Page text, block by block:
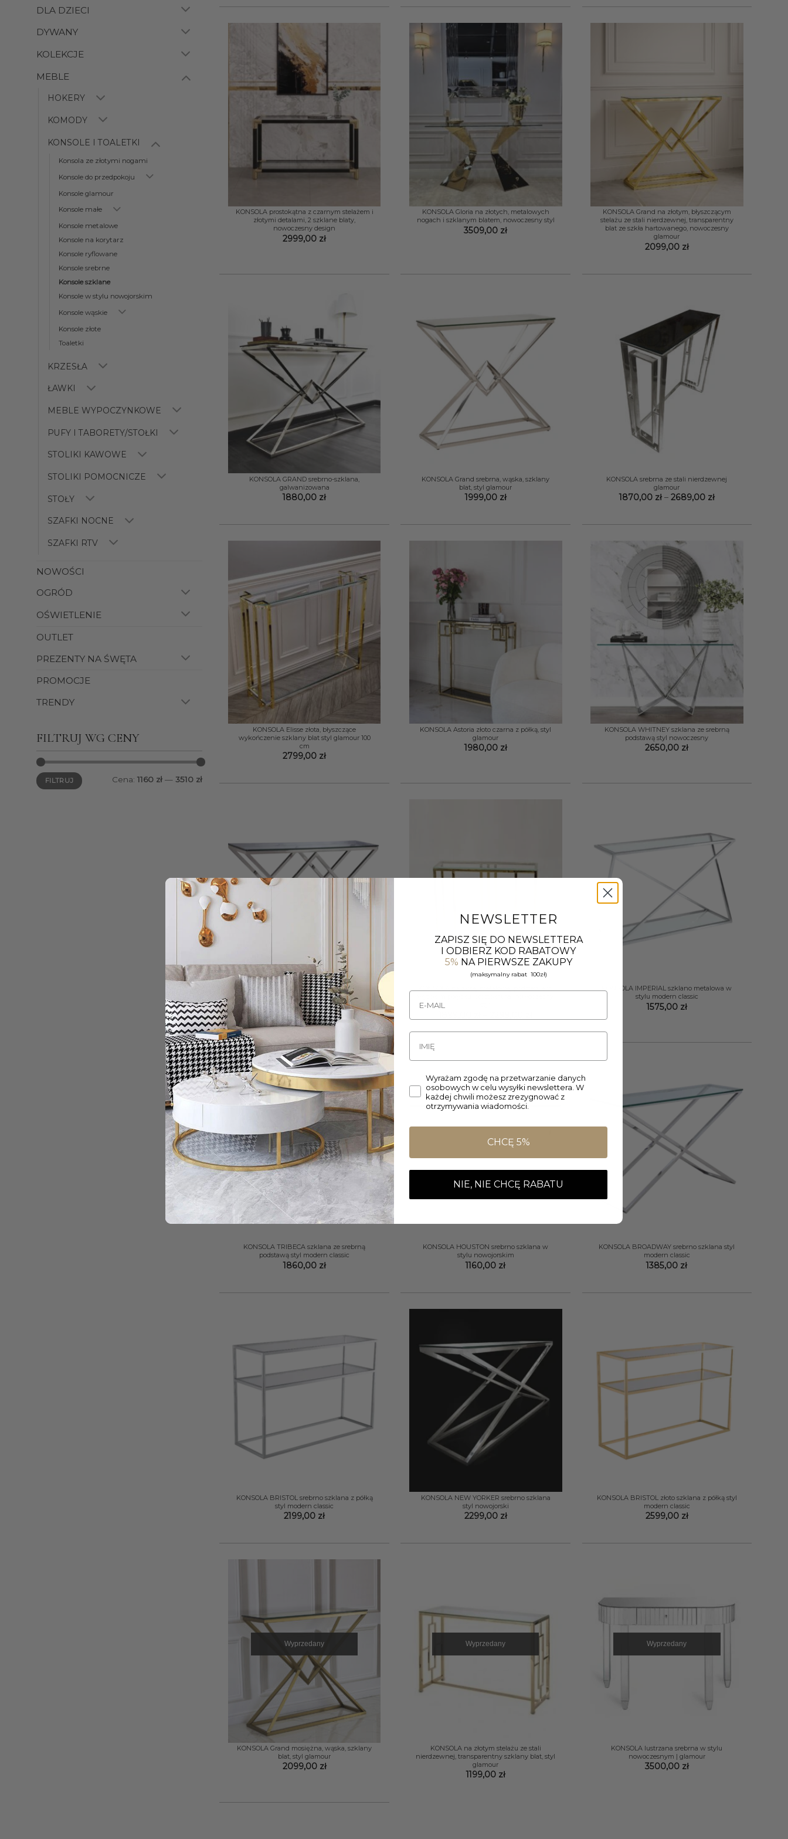
DLA DZIECI
DYWANY
KOLEKCJE
MEBLE
HOKERY
KOMODY
KONSOLE I TOALETKI
Konsola ze złotymi nogami
Konsole do przedpokoju
Konsole glamour
Konsole małe
Konsole metalowe
Konsole na korytarz
Konsole ryflowane
Konsole srebrne
Konsole szklane
Konsole w stylu nowojorskim
Konsole wąskie
Konsole złote
Toaletki
KRZESŁA
ŁAWKI
MEBLE WYPOCZYNKOWE
PUFY I TABORETY/STOŁKI
STOLIKI KAWOWE
STOLIKI POMOCNICZE
STOŁY
SZAFKI NOCNE
SZAFKI RTV
NOWOŚCI
OGRÓD
OŚWIETLENIE
OUTLET
PREZENTY NA ŚWĘTA
PROMOCJE
TRENDY
FILTRUJ WG CENY
Cena
min.
Cena
maks.FILTRUJ Cena: 1160 zł— 3510 zł
KONSOLA prostokątna z czarnym stelażem i
złotymi detalami, 2 szklane blaty,
nowoczesny design
2999,00 zł
KONSOLA Gloria na złotych, metalowych
nogach i szklanym blatem, nowoczesny styl
3509,00 zł
KONSOLA Grand na złotym, błyszczącym
stelażu ze stali nierdzewnej, transparentny
blat ze szkła hartowanego, nowoczesny
glamour
2099,00 zł
KONSOLA GRAND srebrno-szklana,
galwanizowana
1880,00 zł
KONSOLA Grand srebrna, wąska, szklany
blat, styl glamour
1999,00 zł
KONSOLA srebrna ze stali nierdzewnej
glamour
1870,00 zł – 2689,00 złZakres
do
KONSOLA Elisse złota, błyszczące
wykończenie szklany blat styl glamour 100
cm
2799,00 zł
KONSOLA Astoria złoto czarna z półką, styl
glamour
1980,00 zł
KONSOLA WHITNEY szklana ze srebrną
podstawą styl nowoczesny
2650,00 zł
KONSOLA EMPIRE srebrno szklana styl
nowoczesny
2519,00zł
cen:
od
KONSOLA IMPERIAL szklano metalowa w
stylu modern classic
1575,00 zł
KONSOLA TRIBECA szklana ze srebrną
podstawą styl modern classic
1860,00 zł
KONSOLA HOUSTON srebrno szklana w
stylu nowojorskim
1160,00 zł
KONSOLA BROADWAY srebrno szklana styl
modern classic
1385,00 zł
KONSOLA BRISTOL srebrno szklana z półką
styl modern classic
2199,00 zł
KONSOLA NEW YORKER srebrno szklana
styl nowojorski
2299,00 zł
KONSOLA BRISTOL złoto szklana z półką styl
modern classic
2599,00 zł
Wyprzedany
KONSOLA Grand mosiężna, wąska, szklany
blat, styl glamour
2099,00 zł
Wyprzedany
KONSOLA na złotym stelażu ze stali
nierdzewnej, transparentny szklany blat, styl
glamour
1199,00 zł
Wyprzedany
KONSOLA lustrzana srebrna w stylu
nowoczesnym | glamour
3500,00 zł
NEWSLETTER
ZAPISZ SIĘ DO NEWSLETTERA
I ODBIERZ KOD RABATOWY
5% NA PIERWSZE ZAKUPY
(maksymalny rabat 100zł)
Wyrażam zgodę na przetwarzanie danych
osobowych w celu wysyłki newslettera. W
każdej chwili możesz zrezygnować z
otrzymywania wiadomości.
CHCĘ 5%
NIE, NIE CHCĘ RABATU